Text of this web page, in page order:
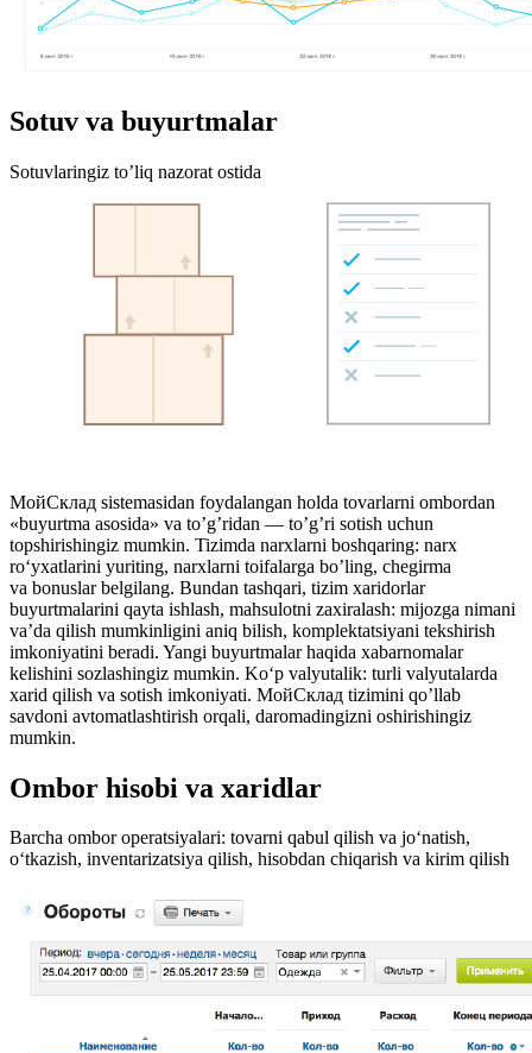
Sotuv va buyurtmalar
Sotuvlaringiz to’liq nazorat ostida
МойСклад sistemasidan foydalangan holda tovarlarni ombordan
«buyurtma asosida» va to’g’ridan — to’g’ri sotish uchun
topshirishingiz mumkin. Tizimda narxlarni boshqaring: narx
ro‘yxatlarini yuriting, narxlarni toifalarga bo’ling, chegirma
va bonuslar belgilang. Bundan tashqari, tizim xaridorlar
buyurtmalarini qayta ishlash, mahsulotni zaxiralash: mijozga nimani
va’da qilish mumkinligini aniq bilish, komplektatsiyani tekshirish
imkoniyatini beradi. Yangi buyurtmalar haqida xabarnomalar
kelishini sozlashingiz mumkin. Ko‘p valyutalik: turli valyutalarda
xarid qilish va sotish imkoniyati. МойСклад tizimini qo’llab
savdoni avtomatlashtirish orqali, daromadingizni oshirishingiz
mumkin.
Ombor hisobi va xaridlar
Barcha ombor operatsiyalari: tovarni qabul qilish va jo‘natish,
o‘tkazish, inventarizatsiya qilish, hisobdan chiqarish va kirim qilish